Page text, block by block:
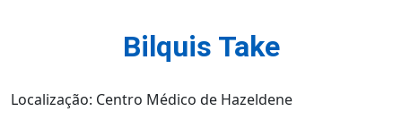
Bilquis Take
Localização: Centro Médico de Hazeldene